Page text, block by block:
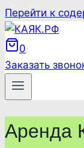
Перейти к
0
Заказать
Аренда